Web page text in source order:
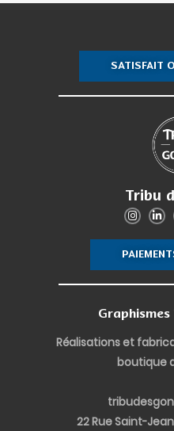
SATISFAIT
Tribu
I
n
s
t
a
g
a
L
i
n
k
e
d
n
i
n
Réalisations et
boutique
22 Rue Saint-